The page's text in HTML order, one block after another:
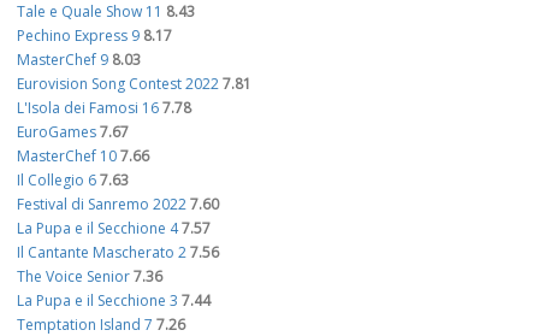
Tale e Quale Show 11 8.43
Pechino Express 9 8.17
MasterChef 9 8.03
Eurovision Song Contest 20227.81
L'Isola dei Famosi 167.78
EuroGames7.67
MasterChef 107.66
Il Collegio 67.63
Festival di Sanremo 20227.60
La Pupa e il Secchione 47.57
Il Cantante Mascherato 27.56
The Voice Senior7.36
La Pupa e il Secchione 3 7.44
Temptation Island 7 7.26